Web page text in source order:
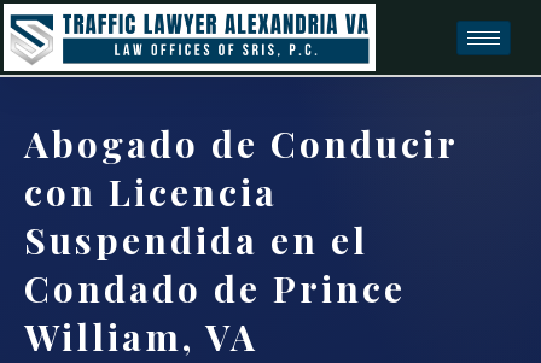
Abogado de Conducir
con Licencia
Suspendida en el
Condado de Prince
William, VA